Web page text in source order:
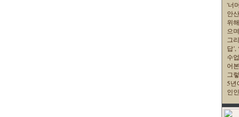
'너
안
위
으
그
답
수
어
그
5년
인